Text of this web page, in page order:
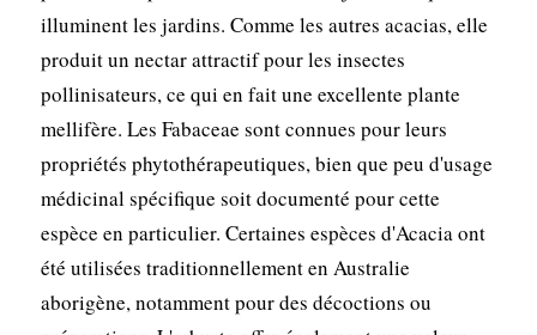
illuminent les jardins. Comme les autres acacias, elle
produit un nectar attractif pour les insectes
pollinisateurs, ce qui en fait une excellente plante
mellifère. Les Fabaceae sont connues pour leurs
propriétés phytothérapeutiques, bien que peu d'usage
médicinal spécifique soit documenté pour cette
espèce en particulier. Certaines espèces d'Acacia ont
été utilisées traditionnellement en Australie
aborigène, notamment pour des décoctions ou